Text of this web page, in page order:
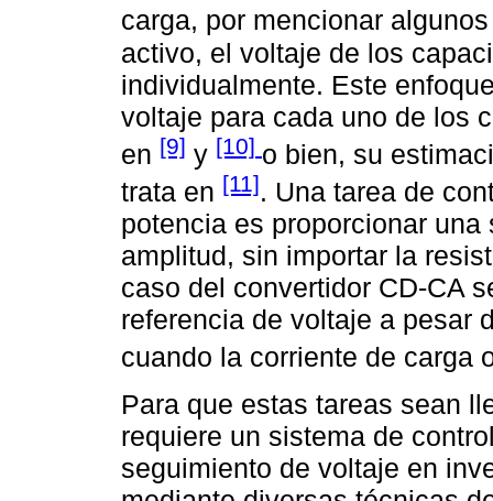
carga, por mencionar
activo, el voltaje de los
individualmente. Este
voltaje para cada uno de los
en [9] y [10] o bien, su
trata en [11]. Una tarea de
potencia es proporcionar
amplitud, sin importar la
caso del convertidor CD-CA
referencia de voltaje a pesar
cuando la corriente de carga
Para que estas tareas sean
requiere un sistema de
seguimiento de voltaje en